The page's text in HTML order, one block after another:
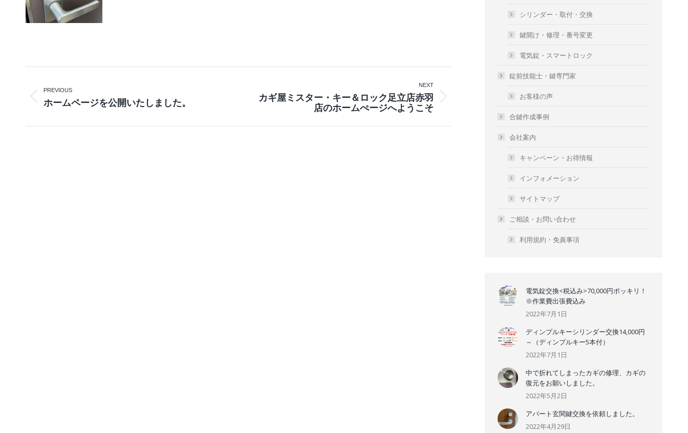
navigation
PREVIOUS
Previous
ホームページを公開いたしました。
NEXT
Next
カギ屋ミスター・キー＆ロック足立店赤羽
店のホームぺージへようこそ
シリンダー・取付・交換
鍵開け・修理・番号変更
電気錠・スマートロック
錠前技能士・鍵専門家
お客様の声
合鍵作成事例
会社案内
キャンペーン・お得情報
インフォメーション
サイトマップ
ご相談・お問い合わせ
利用規約・免責事項
電気錠交換<税込み>70,000円ポッキリ！
※作業費出張費込み
2022年7月1日
ディンプルキーシリンダー交換14,000円
～（ディンプルキー5本付）
2022年7月1日
中で折れてしまったカギの修理、カギの
復元をお願いしました。
2022年5月2日
アパート玄関鍵交換を依頼しました。
2022年4月29日